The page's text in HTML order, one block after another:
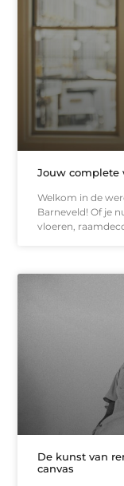
Jouw complete
Welkom in de
Barneveld! Of je
vloeren,
De kunst van
canvas